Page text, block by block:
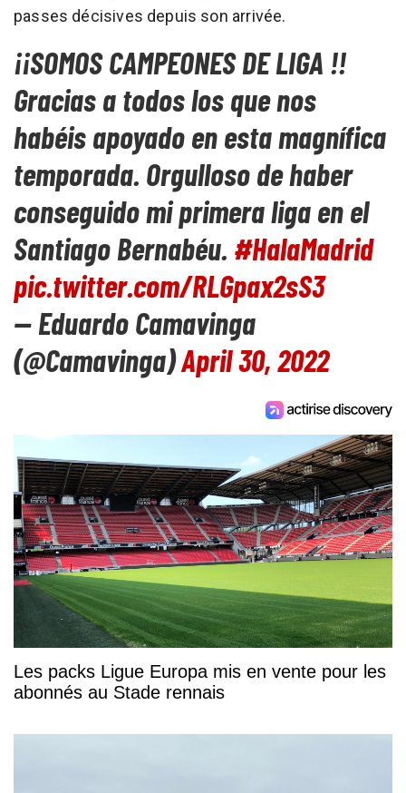
passes décisives depuis son arrivée.
¡¡SOMOS CAMPEONES DE LIGA !!
Gracias a todos los que nos
habéis apoyado en esta magnífica
temporada. Orgulloso de haber
conseguido mi primera liga en el
Santiago Bernabéu. #HalaMadrid
pic.twitter.com/RLGpax2sS3
— Eduardo Camavinga
(@Camavinga)April 30, 2022
Les packs Ligue Europa mis en vente pour les
abonnés au Stade rennais